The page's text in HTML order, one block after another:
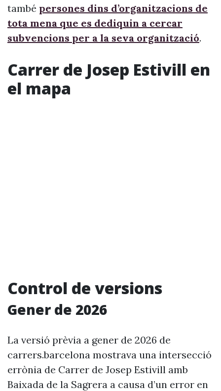
també persones dins d’organitzacions de
tota mena que es dediquin a cercar
subvencions per a la seva organització.
Carrer de Josep Estivill en
el mapa
Control de versions
Gener de 2026
La versió prèvia a gener de 2026 de
carrers.barcelona mostrava una intersecció
errònia de Carrer de Josep Estivill amb
Baixada de la Sagrera a causa d’un error en